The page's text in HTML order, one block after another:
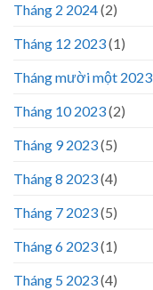
Tháng 2 2024(2)
Tháng 12 2023(1)
Tháng mười một 2023
Tháng 10 2023(2)
Tháng 9 2023(5)
Tháng 8 2023(4)
Tháng 7 2023(5)
Tháng 6 2023(1)
Tháng 5 2023(4)